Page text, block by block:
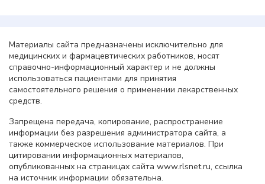
Материалы сайта предназначены исключительно для
медицинских и фармацевтических работников, носят
справочно-информационный характер и не должны
использоваться пациентами для принятия
самостоятельного решения о применении лекарственных
средств.
Запрещена передача, копирование, распространение
информации без разрешения администратора сайта, а
также коммерческое использование материалов. При
цитировании информационных материалов,
опубликованных на страницах сайта www.rlsnet.ru, ссылка
на источник информации обязательна.